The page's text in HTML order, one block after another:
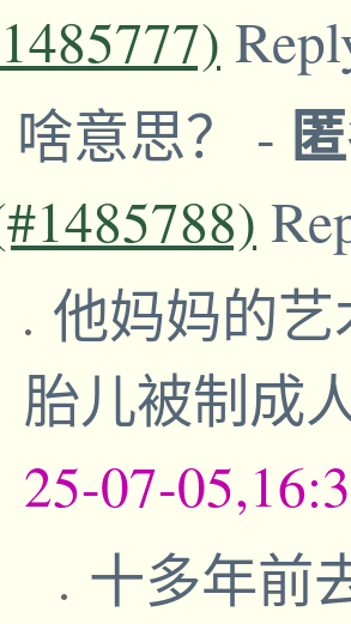
啥意思？ -
他妈妈的
胎儿被制成
25-07-
十多年前